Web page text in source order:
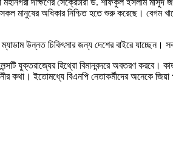
মানুষের অধিকার নিশ্চিত হতে শুরু করেছে। বেগম
উন্নত চিকিৎসার জন্য দেশের বাইরে
যুক্তরাজ্যের হিথ্রো বিমানবন্দরে অবতরণ করবে।
কথা। ইতোমধ্যে বিএনপি নেতাকর্মীদের অনেকে